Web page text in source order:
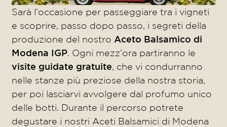
Sarà l’occasione per passeggiare tra i vigneti
e scoprire, passo dopo passo, i segreti della
produzione del nostro Aceto Balsamico di
Modena IGP. Ogni mezz’ora partiranno le
visite guidate gratuite, che vi condurranno
nelle stanze più preziose della nostra storia,
per poi lasciarvi avvolgere dal profumo unico
delle botti. Durante il percorso potrete
degustare i nostri Aceti Balsamici di Modena